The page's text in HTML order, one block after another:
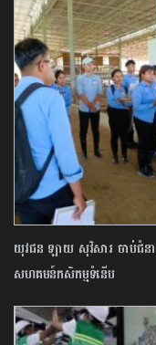
យុវជន ឡាយ សុវិសារ ចាប់ជំនា
សហគមន៍កសិកម្មទំនើប